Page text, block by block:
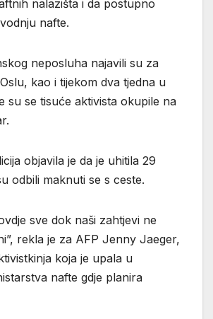
nalazišta i da postupno
nafte.
neposluha najavili su za
kao i tijekom dva tjedna u
su se tisuće aktivista okupile na
objavila je da je uhitila 29
odbili maknuti se s ceste.
sve dok naši zahtjevi ne
rekla je za AFP Jenny Jaeger,
koja je upala u
nafte gdje planira